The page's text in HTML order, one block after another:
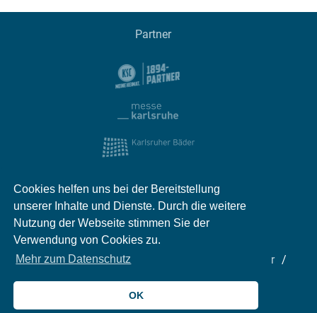
Cookies helfen uns bei der Bereitstellung
unserer Inhalte und Dienste. Durch die weitere
Nutzung der Webseite stimmen Sie der
Verwendung von Cookies zu.
Mehr zum Datenschutz
OK
Partner
Impressum Kontakt
Partner
© 2026 meinKA